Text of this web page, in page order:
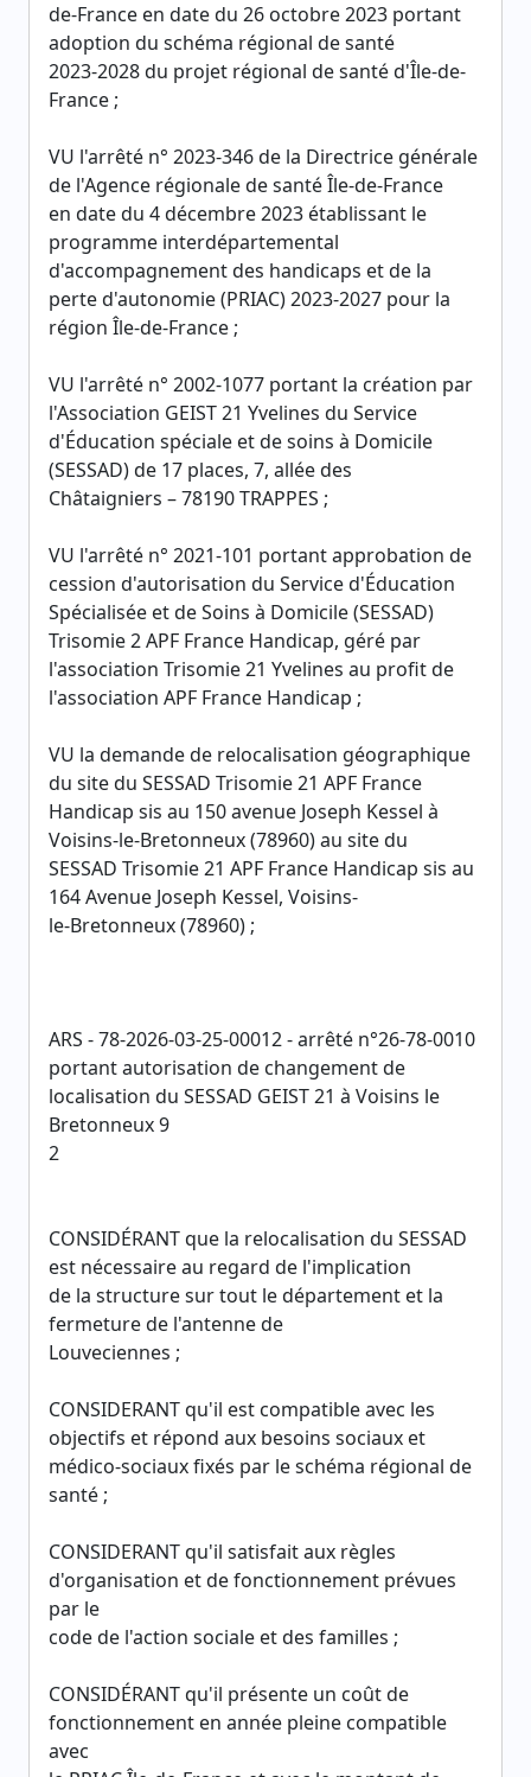
de-France en date du 26 octobre 2023 portant
adoption du schéma régional de santé
2023-2028 du projet régional de santé d'Île-de-
France ;
VU l'arrêté n° 2023-346 de la Directrice générale
de l'Agence régionale de santé Île-de-France
en date du 4 décembre 2023 établissant le
programme interdépartemental
d'accompagnement des handicaps et de la
perte d'autonomie (PRIAC) 2023-2027 pour la
région Île-de-France ;
VU l'arrêté n° 2002-1077 portant la création par
l'Association GEIST 21 Yvelines du Service
d'Éducation spéciale et de soins à Domicile
(SESSAD) de 17 places, 7, allée des
Châtaigniers – 78190 TRAPPES ;
VU l'arrêté n° 2021-101 portant approbation de
cession d'autorisation du Service d'Éducation
Spécialisée et de Soins à Domicile (SESSAD)
Trisomie 2 APF France Handicap, géré par
l'association Trisomie 21 Yvelines au profit de
l'association APF France Handicap ;
VU la demande de relocalisation géographique
du site du SESSAD Trisomie 21 APF France
Handicap sis au 150 avenue Joseph Kessel à
Voisins-le-Bretonneux (78960) au site du
SESSAD Trisomie 21 APF France Handicap sis au
164 Avenue Joseph Kessel, Voisins-
le-Bretonneux (78960) ;
ARS - 78-2026-03-25-00012 - arrêté n°26-78-0010
portant autorisation de changement de
localisation du SESSAD GEIST 21 à Voisins le
Bretonneux 9
2
CONSIDÉRANT que la relocalisation du SESSAD
est nécessaire au regard de l'implication
de la structure sur tout le département et la
fermeture de l'antenne de
Louveciennes ;
CONSIDERANT qu'il est compatible avec les
objectifs et répond aux besoins sociaux et
médico-sociaux fixés par le schéma régional de
santé ;
CONSIDERANT qu'il satisfait aux règles
d'organisation et de fonctionnement prévues
par le
code de l'action sociale et des familles ;
CONSIDÉRANT qu'il présente un coût de
fonctionnement en année pleine compatible
avec